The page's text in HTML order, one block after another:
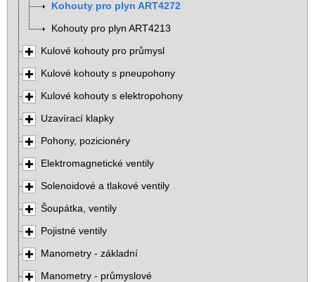
Kohouty pro plyn ART4272
Kohouty pro plyn ART4213
Kulové kohouty pro průmysl
Kulové kohouty s pneupohony
Kulové kohouty s elektropohony
Uzavírací klapky
Pohony, pozicionéry
Elektromagnetické ventily
Solenoidové a tlakové ventily
Šoupátka, ventily
Pojistné ventily
Manometry - základní
Manometry - průmyslové